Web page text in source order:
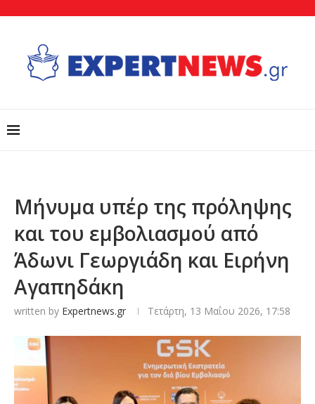
Μήνυμα υπέρ της πρόληψης
και του εμβολιασμού από
Άδωνι Γεωργιάδη και Ειρήνη
Αγαπηδάκη
written by Expertnews.gr Τετάρτη, 13 Μαΐου 2026, 17:58